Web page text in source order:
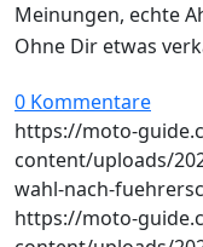
Meinungen, echte
Ohne Dir etwas
0 Kommentare
https://moto-
content/uploads/
wahl-nach-
https://moto-